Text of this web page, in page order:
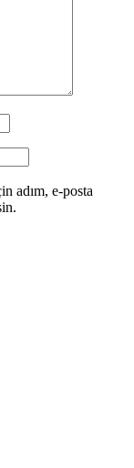
adım, e-posta